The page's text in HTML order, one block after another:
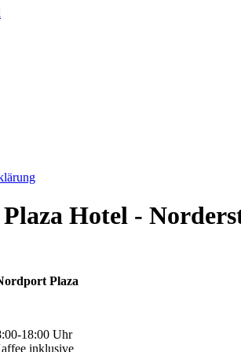
Hotel -
Plaza
18:00 Uhr
inklusive